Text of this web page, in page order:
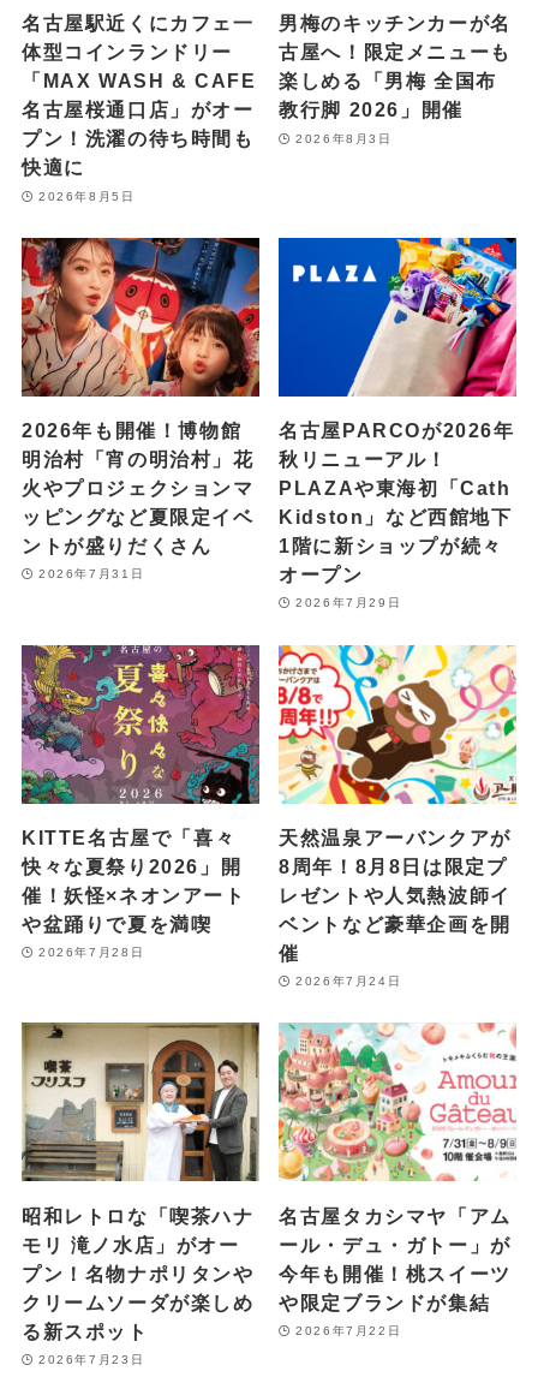
名古屋駅近くにカフェ一
体型コインランドリー
「MAX WASH & CAFE
名古屋桜通口店」がオー
プン！洗濯の待ち時間も
快適に
2026年8月5日
男梅のキッチンカーが名
古屋へ！限定メニューも
楽しめる「男梅 全国布
教行脚 2026」開催
2026年8月3日
2026年も開催！博物館
明治村「宵の明治村」花
火やプロジェクションマ
ッピングなど夏限定イベ
ントが盛りだくさん
2026年7月31日
名古屋PARCOが2026年
秋リニューアル！
PLAZAや東海初「Cath
Kidston」など西館地下
1階に新ショップが続々
オープン
2026年7月29日
KITTE名古屋で「喜々
快々な夏祭り2026」開
催！妖怪×ネオンアート
や盆踊りで夏を満喫
2026年7月28日
天然温泉アーバンクアが
8周年！8月8日は限定プ
レゼントや人気熱波師イ
ベントなど豪華企画を開
催
2026年7月24日
昭和レトロな「喫茶ハナ
モリ 滝ノ水店」がオー
プン！名物ナポリタンや
クリームソーダが楽しめ
る新スポット
2026年7月23日
名古屋タカシマヤ「アム
ール・デュ・ガトー」が
今年も開催！桃スイーツ
や限定ブランドが集結
2026年7月22日